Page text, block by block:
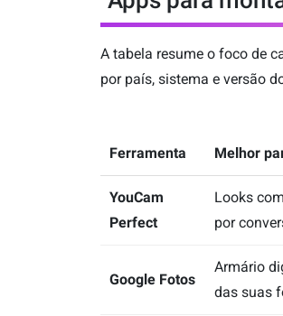
A tabela resume o foco de
por país, sistema e versão
Ferramenta Melhor
YouCam
Perfect
Looks
por
Google Fotos
Armário
das suas